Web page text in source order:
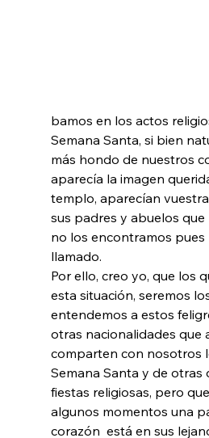
bamos en los actos
Semana Santa, si bien
más hondo de nuestros
aparecía la imagen
templo, aparecían
sus padres y abuelos que
no los encontramos pues
llamado.
Por ello, creo yo, que los
esta situación, seremos
entendemos a estos
otras nacionalidades que
comparten con nosotros
Semana Santa y de otras
fiestas religiosas, pero
algunos momentos una
corazón  está en sus